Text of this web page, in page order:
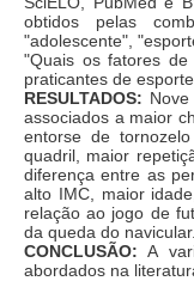
obtidos pelas
"adolescente",
"Quais os fatores
praticantes de
RESULTADOS:
associados a maior
entorse de
quadril, maior
diferença entre as
alto IMC, maior
relação ao jogo de
da queda do navicular.
CONCLUSÃO: A
abordados na